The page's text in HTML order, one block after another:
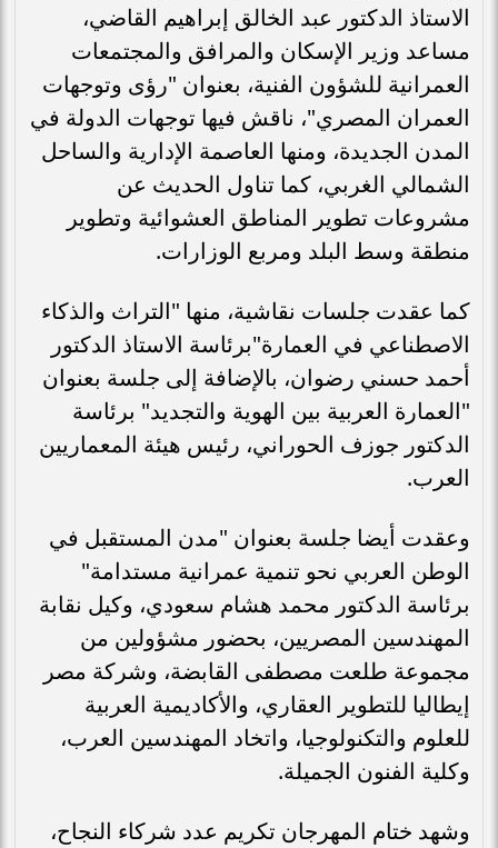
الاستاذ الدكتور عبد الخالق إبراهيم القاضي،
مساعد وزير الإسكان والمرافق والمجتمعات
العمرانية للشؤون الفنية، بعنوان "رؤى وتوجهات
العمران المصري"، ناقش فيها توجهات الدولة في
المدن الجديدة، ومنها العاصمة الإدارية والساحل
الشمالي الغربي، كما تناول الحديث عن
مشروعات تطوير المناطق العشوائية وتطوير
منطقة وسط البلد ومربع الوزارات.
كما عقدت جلسات نقاشية، منها "التراث والذكاء
الاصطناعي في العمارة"برئاسة الاستاذ الدكتور
أحمد حسني رضوان، بالإضافة إلى جلسة بعنوان
"العمارة العربية بين الهوية والتجديد" برئاسة
الدكتور جوزف الحوراني، رئيس هيئة المعماريين
العرب.
وعقدت أيضا جلسة بعنوان "مدن المستقبل في
الوطن العربي نحو تنمية عمرانية مستدامة"
برئاسة الدكتور محمد هشام سعودي، وكيل نقابة
المهندسين المصريين، بحضور مشؤولين من
مجموعة طلعت مصطفى القابضة، وشركة مصر
إيطاليا للتطوير العقاري، والأكاديمية العربية
للعلوم والتكنولوجيا، واتخاد المهندسين العرب،
وكلية الفنون الجميلة.
وشهد ختام المهرجان تكريم عدد شركاء النجاح،